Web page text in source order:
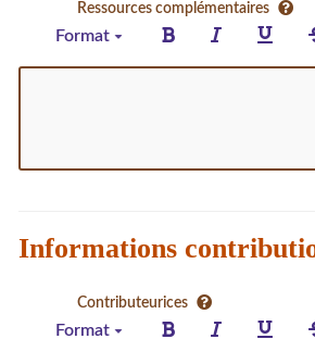
Ressources complémentaires
Format
Informations
Contributeurices
Format